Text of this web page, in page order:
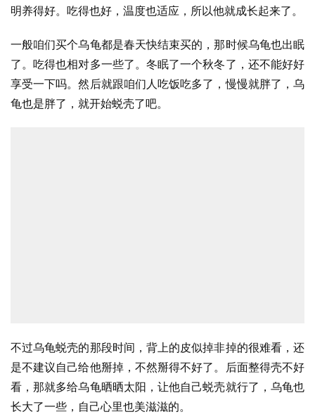
明养得好。吃得也好，温度也适应，所以他就成长起来了。
一般咱们买个乌龟都是春天快结束买的，那时候乌龟也出眠
了。吃得也相对多一些了。冬眠了一个秋冬了，还不能好好
享受一下吗。然后就跟咱们人吃饭吃多了，慢慢就胖了，乌
龟也是胖了，就开始蜕壳了吧。
不过乌龟蜕壳的那段时间，背上的皮似掉非掉的很难看，还
是不建议自己给他掰掉，不然掰得不好了。后面整得壳不好
看，那就多给乌龟晒晒太阳，让他自己蜕壳就行了，乌龟也
长大了一些，自己心里也美滋滋的。